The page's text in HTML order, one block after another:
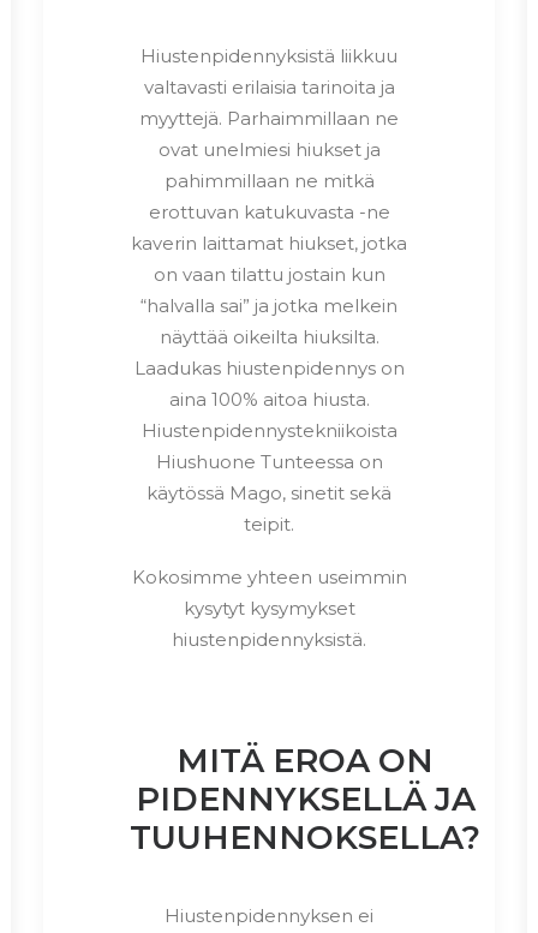
Hiustenpidennyksistä liikkuu
valtavasti erilaisia tarinoita ja
myyttejä. Parhaimmillaan ne
ovat unelmiesi hiukset ja
pahimmillaan ne mitkä
erottuvan katukuvasta -ne
kaverin laittamat hiukset, jotka
on vaan tilattu jostain kun
“halvalla sai” ja jotka melkein
näyttää oikeilta hiuksilta.
Laadukas hiustenpidennys on
aina 100% aitoa hiusta.
Hiustenpidennystekniikoista
Hiushuone Tunteessa on
käytössä Mago, sinetit sekä
teipit.
Kokosimme yhteen useimmin
kysytyt kysymykset
hiustenpidennyksistä.
MITÄ EROA ON
PIDENNYKSELLÄ JA
TUUHENNOKSELLA?
Hiustenpidennyksen ei